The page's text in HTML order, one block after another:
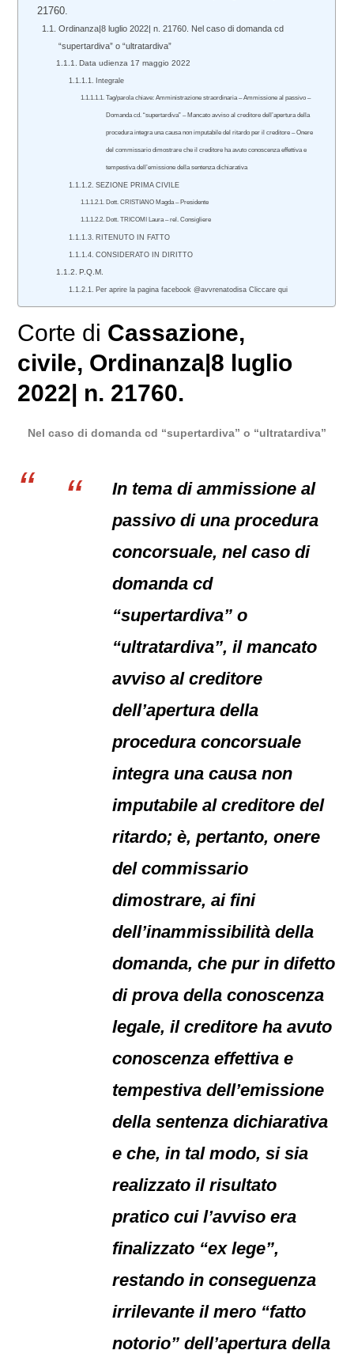
21760.
Ordinanza|8 luglio 2022| n. 21760. Nel caso di domanda cd
“supertardiva” o “ultratardiva”
Data udienza 17 maggio 2022
Integrale
Tag/parola chiave: Amministrazione straordinaria – Ammissione al passivo –
Domanda cd. “supertardiva” – Mancato avviso al creditore dell’apertura della
procedura integra una causa non imputabile del ritardo per il creditore – Onere
del commissario dimostrare che il creditore ha avuto conoscenza effettiva e
tempestiva dell’emissione della sentenza dichiarativa
SEZIONE PRIMA CIVILE
Dott. CRISTIANO Magda – Presidente
Dott. TRICOMI Laura – rel. Consigliere
RITENUTO IN FATTO
CONSIDERATO IN DIRITTO
P.Q.M.
Per aprire la pagina facebook @avvrenatodisa Cliccare qui
Corte di Cassazione,
civile, Ordinanza|8 luglio
2022| n. 21760.
Nel caso di domanda cd “supertardiva” o “ultratardiva”
In tema di ammissione al
passivo di una procedura
concorsuale, nel caso di
domanda cd
“supertardiva” o
“ultratardiva”, il mancato
avviso al creditore
dell’apertura della
procedura concorsuale
integra una causa non
imputabile al creditore del
ritardo; è, pertanto, onere
del commissario
dimostrare, ai fini
dell’inammissibilità della
domanda, che pur in difetto
di prova della conoscenza
legale, il creditore ha avuto
conoscenza effettiva e
tempestiva dell’emissione
della sentenza dichiarativa
e che, in tal modo, si sia
realizzato il risultato
pratico cui l’avviso era
finalizzato “ex lege”,
restando in conseguenza
irrilevante il mero “fatto
notorio” dell’apertura della